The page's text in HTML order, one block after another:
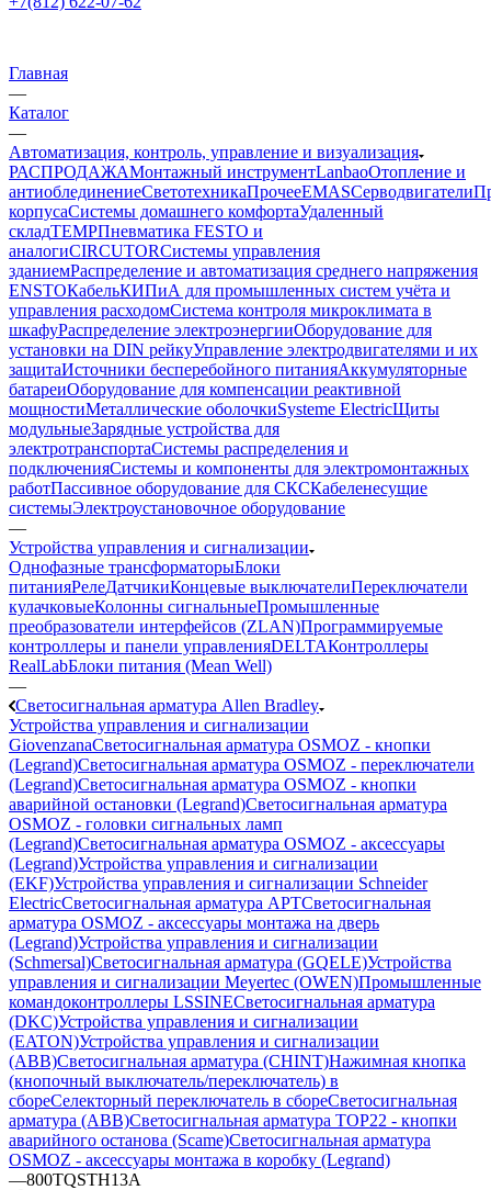
Главная
—
Каталог
—
Автоматизация, контроль, управление и визуализация
РАСПРОДАЖАМонтажный инструментLanbaoОтопление и
антиоблединениеСветотехникаПрочееEMASCерводвигатели
корпусаСистемы домашнего комфортаУдаленный
складTEMPПневматика FESTO и
аналогиCIRCUTORСистемы управления
зданиемРаспределение и автоматизация среднего напряжения
ENSTOКабельКИПиА для промышленных систем учёта и
управления расходомСистема контроля микроклимата в
шкафуРаспределение электроэнергииОборудование для
установки на DIN рейкуУправление электродвигателями и их
защитаИсточники бесперебойного питанияАккумуляторные
батареиОборудование для компенсации реактивной
мощностиМеталлические оболочкиSysteme ElectricЩиты
модульныеЗарядные устройства для
электротранспортаСистемы распределения и
подключенияСистемы и компоненты для электромонтажных
работПассивное оборудование для СКСКабеленесущие
системыЭлектроустановочное оборудование
—
Устройства управления и сигнализации
Однофазные трансформаторыБлоки
питанияРелеДатчикиКонцевые выключателиПереключатели
кулачковыеКолонны сигнальныеПромышленные
преобразователи интерфейсов (ZLAN)Программируемые
контроллеры и панели управленияDELTAКонтроллеры
RealLabБлоки питания (Mean Well)
—
Светосигнальная арматура Allen Bradley
Устройства управления и сигнализации
GiovenzanaСветосигнальная арматура OSMOZ - кнопки
(Legrand)Светосигнальная арматура OSMOZ - переключатели
(Legrand)Светосигнальная арматура OSMOZ - кнопки
аварийной остановки (Legrand)Светосигнальная арматура
OSMOZ - головки сигнальных ламп
(Legrand)Светосигнальная арматура OSMOZ - аксессуары
(Legrand)Устройства управления и сигнализации
(EKF)Устройства управления и сигнализации Schneider
ElectricСветосигнальная арматура APTСветосигнальная
арматура OSMOZ - аксессуары монтажа на дверь
(Legrand)Устройства управления и сигнализации
(Schmersal)Светосигнальная арматура (GQELE)Устройства
управления и сигнализации Meyertec (OWEN)Промышленные
командоконтроллеры LSSINEСветосигнальная арматура
(DKC)Устройства управления и сигнализации
(EATON)Устройства управления и сигнализации
(ABB)Светосигнальная арматура (CHINT)Нажимная кнопка
(кнопочный выключатель/переключатель) в
сбореСелекторный переключатель в сбореСветосигнальная
арматура (ABB)Светосигнальная арматура TOP22 - кнопки
аварийного останова (Scame)Светосигнальная арматура
OSMOZ - аксессуары монтажа в коробку (Legrand)
—800TQSTH13A